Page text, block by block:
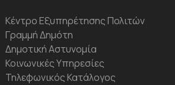
Κέντρο Εξυπηρέτησης Πολιτών
Γραμμή Δημότη
Δημοτική Αστυνομία
Κοινωνικές Υπηρεσίες
Τηλεφωνικός Κατάλογος